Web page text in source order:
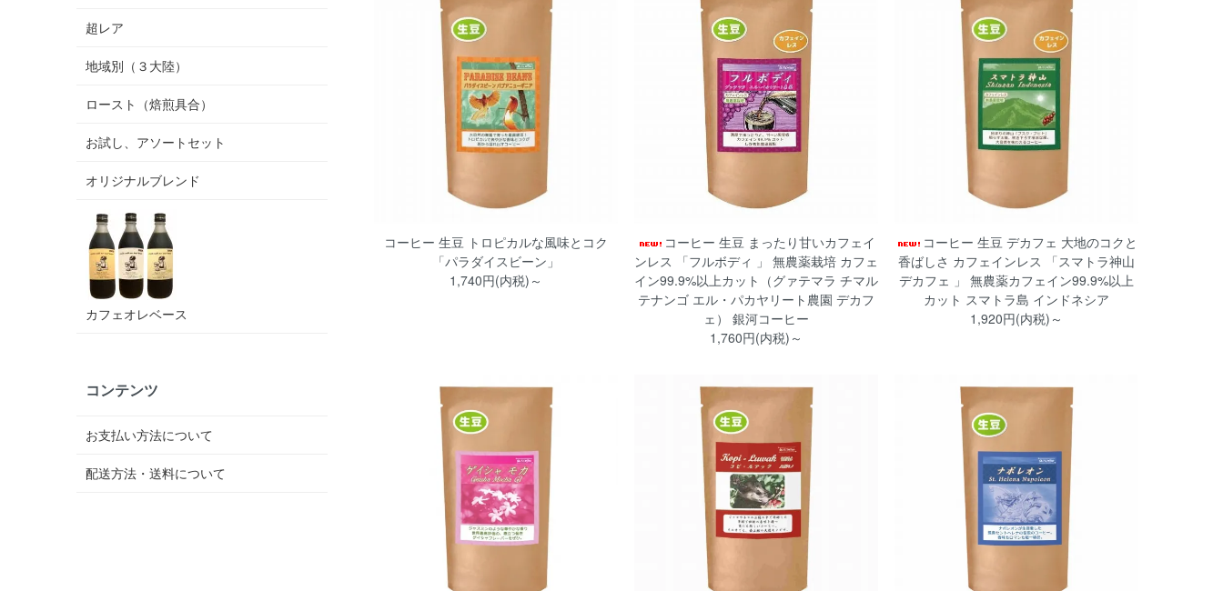
コーヒー 生豆 トロピカルな風味とコク
「パラダイスビーン」
1,740円(内税)～
コーヒー 生豆 まったり甘いカフェイ
ンレス 「フルボディ 」 無農薬栽培 カフェ
イン99.9%以上カット（グァテマラ チマル
テナンゴ エル・パカヤリート農園 デカフ
ェ） 銀河コーヒー
1,760円(内税)～
コーヒー 生豆 デカフェ 大地のコクと
香ばしさ カフェインレス 「スマトラ神山
デカフェ 」 無農薬カフェイン99.9%以上
カット スマトラ島 インドネシア
1,920円(内税)～
超レア
地域別（３大陸）
ロースト（焙煎具合）
お試し、アソートセット
オリジナルブレンド
カフェオレベース
コンテンツ
お支払い方法について
配送方法・送料について